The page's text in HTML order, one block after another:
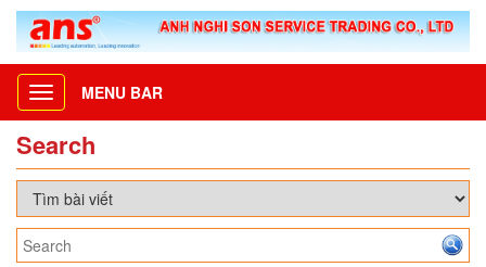
Toggle
navigation
MENU BAR
Search